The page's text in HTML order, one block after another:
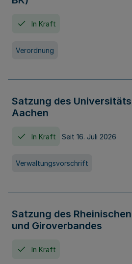
In Kraft
Verordnung
Satzung des
Aachen
In Kraft Seit 16. Juli 2026
Verwaltungsvorschrift
Satzung des
und Giroverbandes
In Kraft